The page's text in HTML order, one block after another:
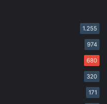
1.255
974
680
320
171